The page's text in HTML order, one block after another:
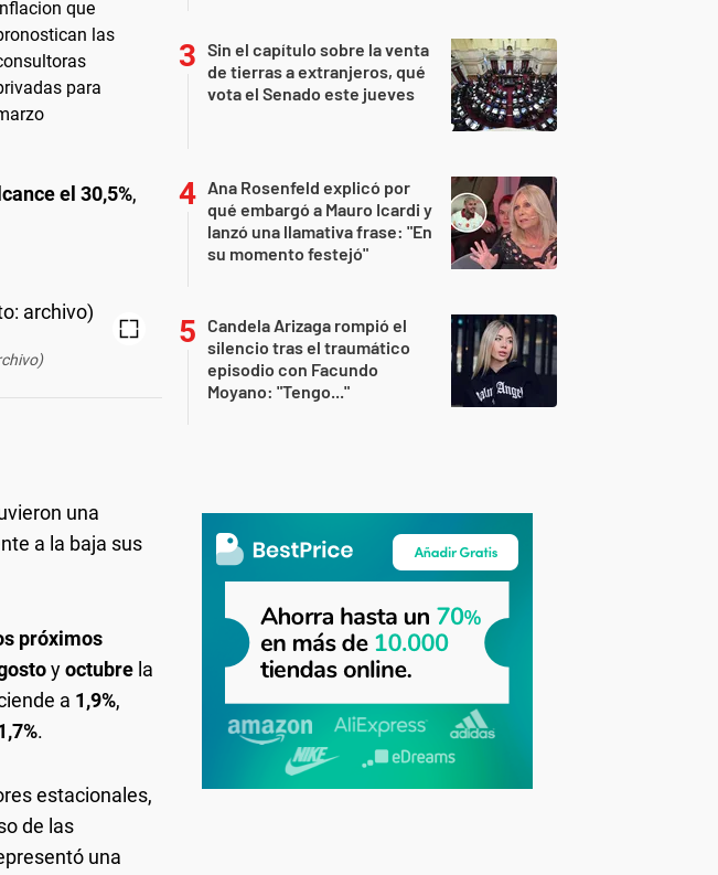
el 30,5%,
una
a la baja sus
próximos
yoctubre la
a 1,9%,
.
estacionales,
de las
una
Sin el capítulo sobre la venta
de tierras a extranjeros, qué
vota el Senado este jueves
Ana Rosenfeld explicó por
qué embargó a Mauro Icardi y
lanzó una llamativa frase: "En
su momento festejó"
Candela Arizaga rompió el
silencio tras el traumático
episodio con Facundo
Moyano: "Tengo..."